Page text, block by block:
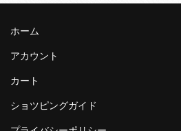
ホーム
アカウント
カート
ショツピングガイド